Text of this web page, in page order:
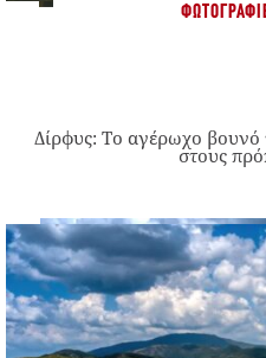
Δίρφυς: Το αγέρωχο βουνό
στους